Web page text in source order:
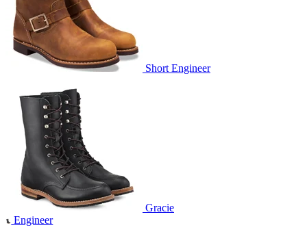
Short Engineer
Gracie
Engineer